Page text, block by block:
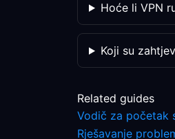
Hoće li VPN
Koji su
Related guides
Vodič za početak
Rješavanje